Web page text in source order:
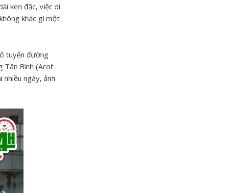
ken đặc, việc di
khác gì một
tuyến đường
Tân Bình (Acot
ngày, ảnh